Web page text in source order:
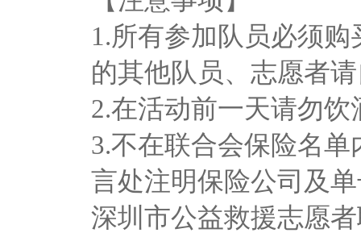
1.所有参加队员必须
的其他队员、志愿者
2.在活动前一天请勿
3.不在联合会保险名
言处注明保险公司及
深圳市公益救援志愿